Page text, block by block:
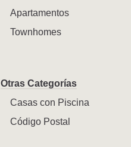
Apartamentos
Townhomes
Otras Categorías
Casas con Piscina
Código Postal